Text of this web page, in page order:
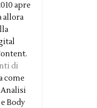
apre
allora
di
come
Body